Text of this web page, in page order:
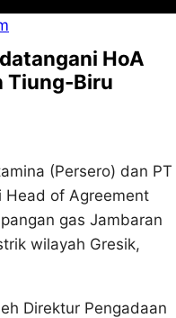
HoA
Tiung-Biru
(Persero) dan PT
Head of Agreement
gas Jambaran
wilayah Gresik,
Direktur Pengadaan